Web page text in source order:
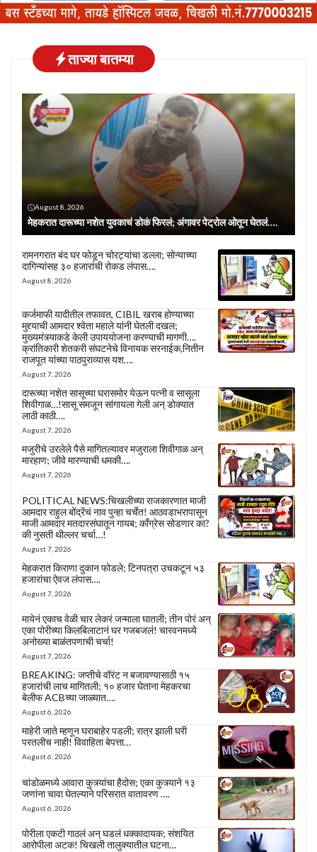
ताज्या बातम्या
August 8, 2026
मेहकरात दारूच्या नशेत युवकाचं डोकं फिरलं; अंगावर पेट्रोल ओतून घेतलं….
रामनगरात बंद घर फोडून चोरट्यांचा डल्ला; सोन्याच्या
दागिन्यांसह ३० हजारांची रोकड लंपास….
August 8, 2026
कर्जमाफी यादीतील तफावत, CIBIL खराब होण्याच्या
मुद्द्याची आमदार श्वेता महाले यांनी घेतली दखल;
मुख्यमंत्र्याकडे केली उपाययोजना करण्याची मागणी….
क्रांतिकारी शेतकरी संघटनेचे विनायक सरनाईक,नितीन
राजपूत यांच्या पाठपुराव्यास यश….
August 7, 2026
दारूच्या नशेत सासूच्या घरासमोर येऊन पत्नी व सासूला
शिवीगाळ…!सासू समजून सांगायला गेली अन् डोक्यात
लाठी काठी….
August 7, 2026
मजुरीचे उरलेले पैसे मागितल्यावर मजुराला शिवीगाळ अन्
मारहाण; जीवे मारण्याची धमकी….
August 7, 2026
POLITICAL NEWS:चिखलीच्या राजकारणात माजी
आमदार राहुल बोंद्रेंचं नाव पुन्हा चर्चेत! आठवडाभरापासून
माजी आमदार मतदारसंघातून गायब; काँग्रेस सोडणार का?
की नुसती थील्लर चर्चा…!
August 7, 2026
मेहकरात किराणा दुकान फोडले; टिनपत्रा उचकटून ५३
हजारांचा ऐवज लंपास….
August 7, 2026
मायेनं एकाच वेळी चार लेकरं जन्माला घातली; तीन पोरं अन्
एका पोरीच्या किलबिलाटानं घर गजबजलं! चारवनमध्ये
अनोख्या बाळंतपणाची चर्चा!
August 7, 2026
BREAKING: जप्तीचे वॉरंट न बजावण्यासाठी १५
हजारांची लाच मागितली; १० हजार घेताना मेहकरचा
बेलीफ ACBच्या जाळ्यात….
August 6, 2026
माहेरी जाते म्हणून घराबाहेर पडली; रात्र झाली घरी
परतलीच नाही! विवाहिता बेपत्ता…
August 6, 2026
चांडोळमध्ये आवारा कुत्र्यांचा हैदोस; एका कुत्र्याने १३
जणांना चावा घेतल्याने परिसरात वातावरण ….
August 6, 2026
पोरीला एकटी गाठलं अन् घडलं धक्कादायक; संशयित
आरोपीला अटक! चिखली तालुक्यातील घटना…